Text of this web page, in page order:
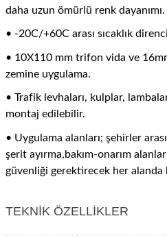
daha uzun ömürlü renk dayanımı.
• -20C/+60C arası sıcaklık
• 10X110 mm trifon vida ve
zemine uygulama.
• Trafik levhaları, kulplar,
montaj edilebilir.
• Uygulama alanları; şehirler
şerit ayırma,bakım-onarım
güvenliği gerektirecek her alanda
TEKNİK ÖZELLİKLER